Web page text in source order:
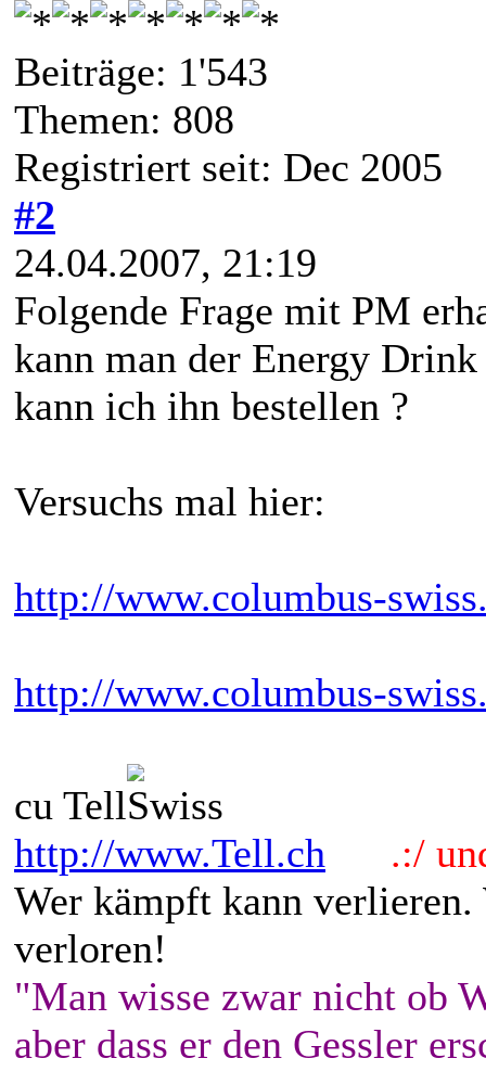
Beiträge: 1'543
Themen: 808
Registriert seit: Dec 2005
#2
24.04.2007, 21:19
Folgende Frage mit PM
kann man der Energy
kann ich ihn bestellen ?
Versuchs mal hier:
http://www.columbus-
http://www.columbus-
cu Tell
http://www.Tell.ch
.:/
Wer kämpft kann
verloren!
"Man wisse zwar nicht ob
aber dass er den Gessler